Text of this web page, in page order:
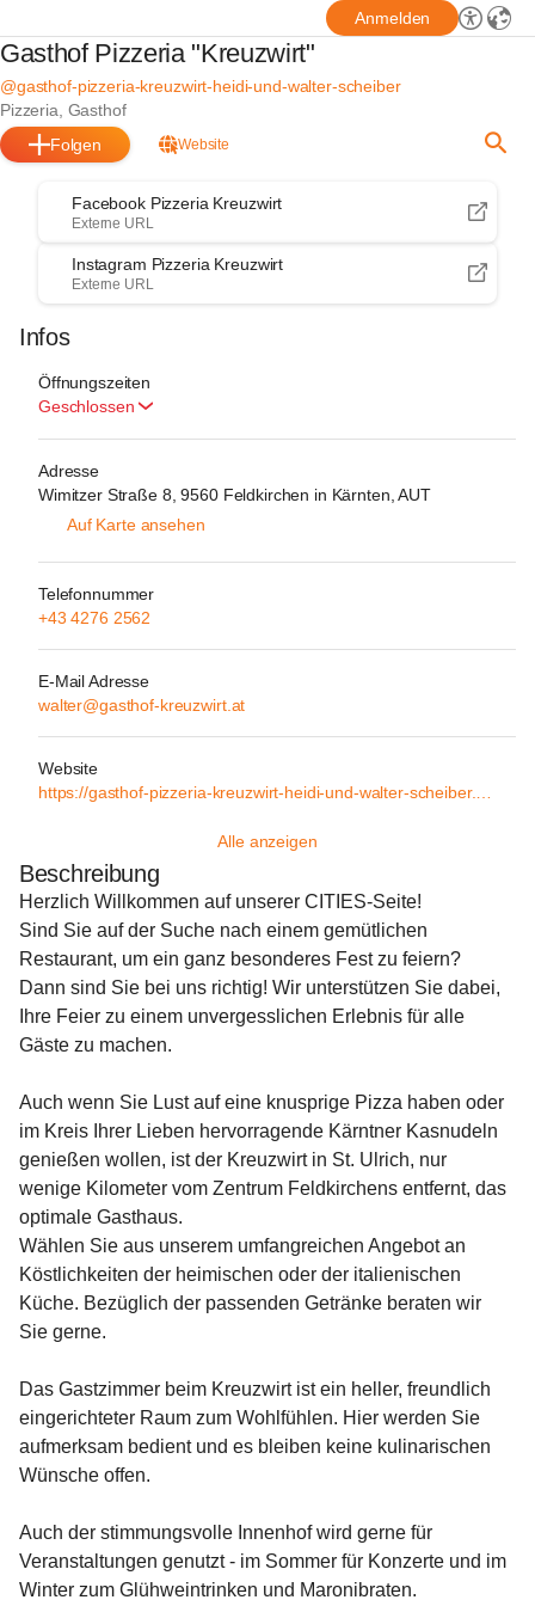
Anmelden
Gasthof Pizzeria "Kreuzwirt"
@gasthof-pizzeria-kreuzwirt-heidi-und-walter-scheiber
Pizzeria, Gasthof
Folgen
Website
Facebook Pizzeria Kreuzwirt
Externe URL
Instagram Pizzeria Kreuzwirt
Externe URL
Infos
Öffnungszeiten
Geschlossen
Adresse
Wimitzer Straße 8, 9560 Feldkirchen in Kärnten, AUT
Auf Karte ansehen
Telefonnummer
+43 4276 2562
E-Mail Adresse
walter@gasthof-kreuzwirt.at
Website
Alle anzeigen
Beschreibung
Herzlich Willkommen auf unserer CITIES-Seite!
Sind Sie auf der Suche nach einem gemütlichen
Restaurant, um ein ganz besonderes Fest zu feiern?
Dann sind Sie bei uns richtig! Wir unterstützen Sie dabei,
Ihre Feier zu einem unvergesslichen Erlebnis für alle
Gäste zu machen.
Auch wenn Sie Lust auf eine knusprige Pizza haben oder
im Kreis Ihrer Lieben hervorragende Kärntner Kasnudeln
genießen wollen, ist der Kreuzwirt in St. Ulrich, nur
wenige Kilometer vom Zentrum Feldkirchens entfernt, das
optimale Gasthaus.
Wählen Sie aus unserem umfangreichen Angebot an
Köstlichkeiten der heimischen oder der italienischen
Küche. Bezüglich der passenden Getränke beraten wir
Sie gerne.
Das Gastzimmer beim Kreuzwirt ist ein heller, freundlich
eingerichteter Raum zum Wohlfühlen. Hier werden Sie
aufmerksam bedient und es bleiben keine kulinarischen
Wünsche offen.
Auch der stimmungsvolle Innenhof wird gerne für
Veranstaltungen genutzt - im Sommer für Konzerte und im
Winter zum Glühweintrinken und Maronibraten.